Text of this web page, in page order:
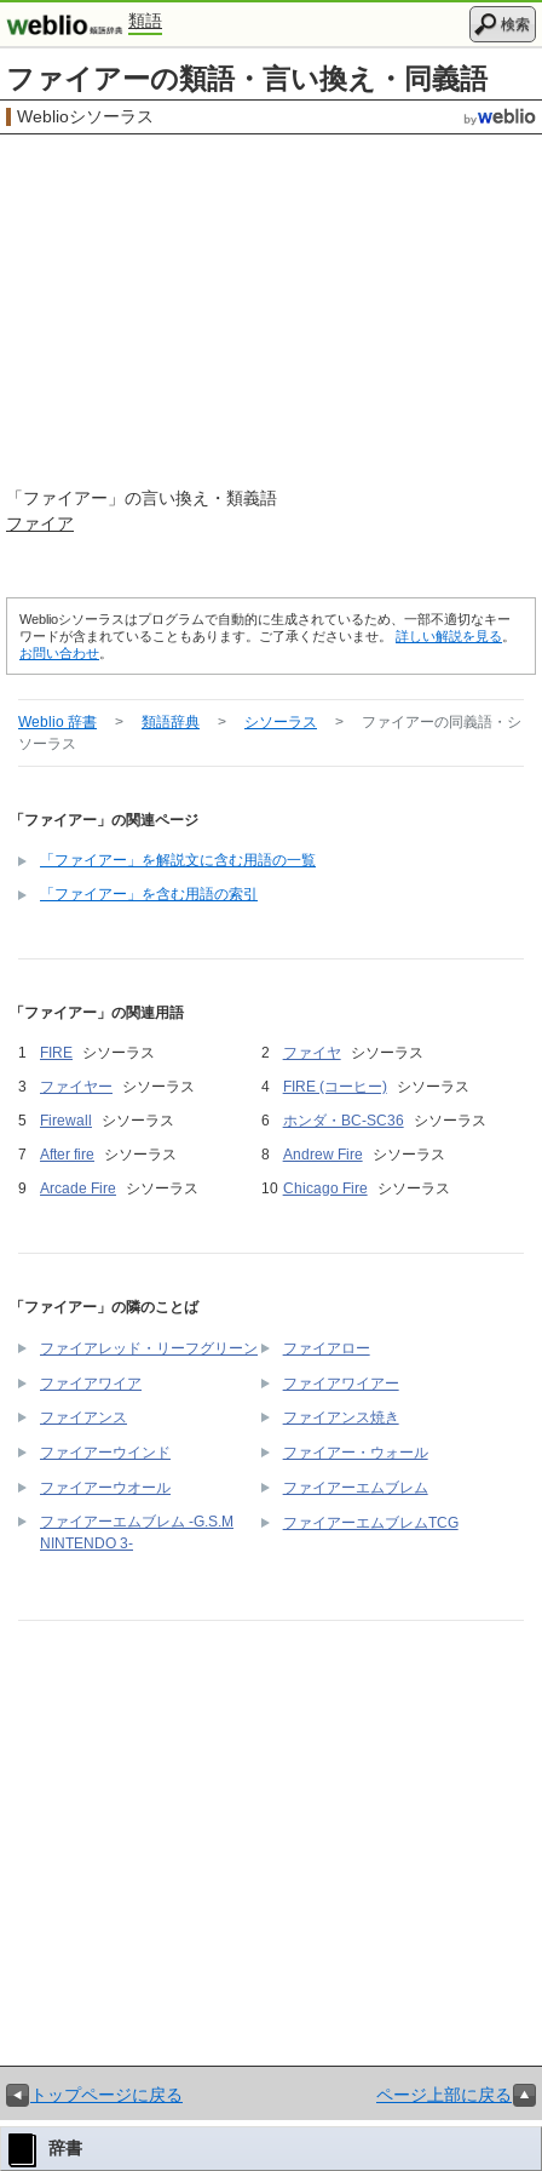
類語 検索
ファイアーの類語・言い換え・同義語
Weblioシソーラス
「ファイアー 」の言い換え・類義語
ファイア
Weblioシソーラスはプログラムで自動的に生成されているため、一部不適切なキー
ワードが含まれていることもあります。ご了承くださいませ。 詳しい解説を見る
お問い合わせ
Weblio 辞書 > 類語辞典 > シソーラス > ファイアーの同義語・シ
ソーラス
「ファイアー」の関連ページ
「ファイアー」を解説文に含む用語の一覧
「ファイアー」を含む用語の索引
「ファイアー」の関連用語
FIRE シソーラス ファイヤ
シソーラス
ファイヤー
シソーラス FIRE (コーヒー)
シソーラス
Firewall
シソーラス ホンダ・BC-SC36
シソーラス
After fire
シソーラス Andrew Fire
シソーラス
Arcade Fire
シソーラス Chicago Fire シソーラス
「ファイアー」の隣のことば
ファイアレッド・リーフグリーン ファイアロー
ファイアワイア ファイアワイアー
ファイアンス ファイアンス焼き
ファイアーウインド ファイアー・ウォール
ファイアーウオール
ファイアーエムブレム
ファイアーエムブレム -G.S.M
NINTENDO 3-
ファイアーエムブレムTCG
トップページに戻る ページ上部に戻る
辞書